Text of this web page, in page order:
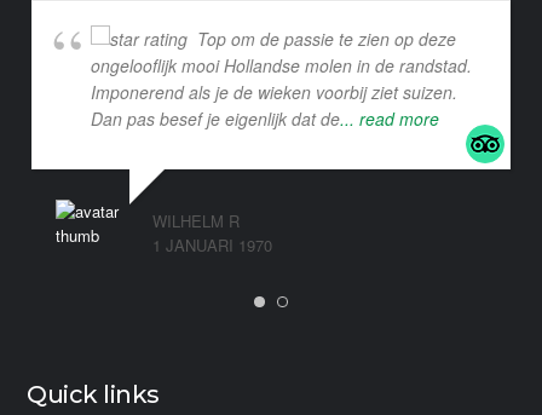
Top om de passie te zien op deze
ongelooflijk mooi Hollandse molen in de randstad.
Imponerend als je de wieken voorbij ziet suizen.
Dan pas besef je eigenlijk dat de... read more
WILHELM R
1 JANUARI 1970
Quick links